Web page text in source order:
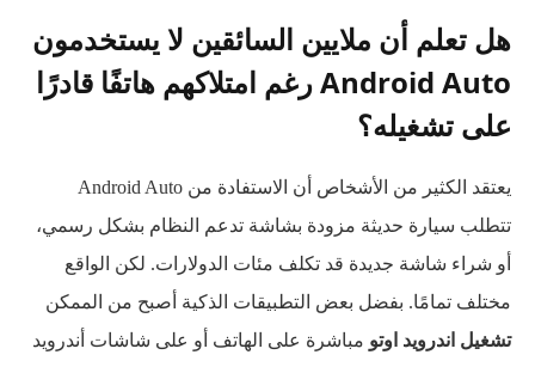
هل تعلم أن ملايين السائقين لا يستخدمون
Android Auto رغم امتلاكهم هاتفًا قادرًا
على تشغيله؟
يعتقد الكثير من الأشخاص أن الاستفادة من Android Auto
تتطلب سيارة حديثة مزودة بشاشة تدعم النظام بشكل رسمي،
أو شراء شاشة جديدة قد تكلف مئات الدولارات. لكن الواقع
مختلف تمامًا. بفضل بعض التطبيقات الذكية أصبح من الممكن
تشغيل اندرويد اوتو مباشرة على الهاتف أو على شاشات أندرويد